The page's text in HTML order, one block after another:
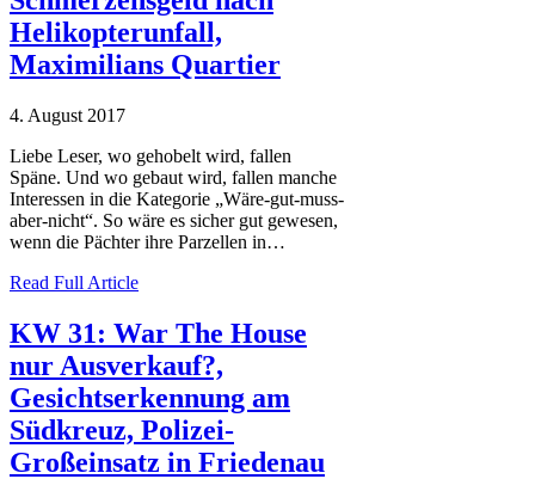
Helikopterunfall,
Maximilians Quartier
4. August 2017
Liebe Leser, wo gehobelt wird, fallen
Späne. Und wo gebaut wird, fallen manche
Interessen in die Kategorie „Wäre-gut-muss-
aber-nicht“. So wäre es sicher gut gewesen,
wenn die Pächter ihre Parzellen in…
Read Full Article
KW 31: War The House
nur Ausverkauf?,
Gesichtserkennung am
Südkreuz, Polizei-
Großeinsatz in Friedenau